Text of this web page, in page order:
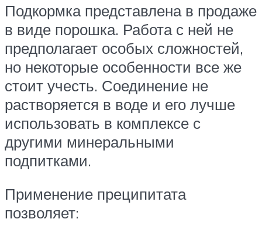
Подкормка представлена в продаже
в виде порошка. Работа с ней не
предполагает особых сложностей,
но некоторые особенности все же
стоит учесть. Соединение не
растворяется в воде и его лучше
использовать в комплексе с
другими минеральными
подпитками.
Применение преципитата
позволяет: